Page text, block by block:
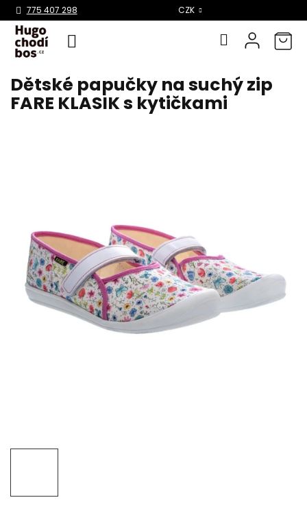
Přejít
obsah
775 407 298 CZK
Dětské papučky na suchý zip
FARE KLASIK s kytičkami